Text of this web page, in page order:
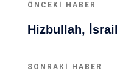
ÖNCEKI HABER
SONRAKI HABER